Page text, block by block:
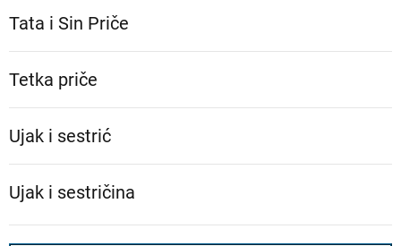
Tata i Sin Priče
Tetka priče
Ujak i sestrić
Ujak i sestričina